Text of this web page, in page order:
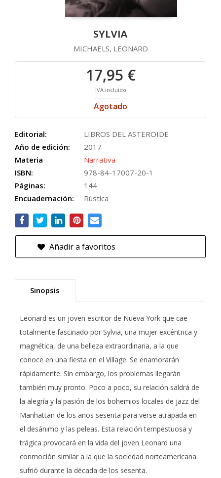
SYLVIA
MICHAELS, LEONARD
17,95 €
IVA incluido
Agotado
Editorial:
LIBROS DEL ASTEROIDE
Año de edición:
2017
Materia
Narrativa
ISBN:
978-84-17007-20-1
Páginas:
144
Encuadernación:
Rústica
Añadir a favoritos
Sinopsis
Leonard es un joven escritor de Nueva York que cae
totalmente fascinado por Sylvia, una mujer excéntrica y
magnética, de una belleza extraordinaria, a la que
conoce en una fiesta en el Village. Se enamorarán
rápidamente. Sin embargo, los problemas llegarán
también muy pronto. Poco a poco, su relación saldrá de
la alegría y la pasión de los bohemios locales de jazz del
Manhattan de los años sesenta para verse atrapada en
el desánimo y las peleas. Esta relación tempestuosa y
trágica provocará en la vida del joven Leonard una
conmoción similar a la que la sociedad norteamericana
sufrió durante la década de los sesenta.